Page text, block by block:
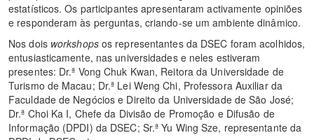
estatísticos. Os participantes apresentaram activamente opiniões
e responderam às perguntas, criando-se um ambiente dinâmico.
Nos dois workshopsos representantes da DSEC foram acolhidos,
entusiasticamente, nas universidades e neles estiveram
presentes: Dr.ª Vong Chuk Kwan, Reitora da Universidade de
Turismo de Macau; Dr.ª Lei Weng Chi, Professora Auxiliar da
Faculdade de Negócios e Direito da Universidade de São José;
Dr.ª Choi Ka I, Chefe da Divisão de Promoção e Difusão de
Informação (DPDI) da DSEC; Sr.ª Yu Wing Sze, representante da